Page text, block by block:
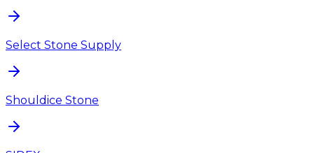
Select Stone Supply
Shouldice Stone